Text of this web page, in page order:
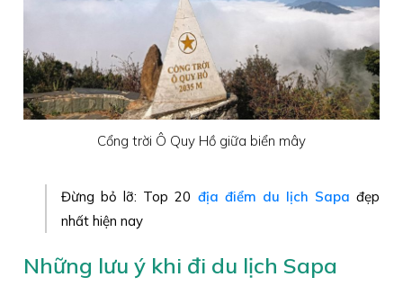
Cổng trời Ô Quy Hồ giữa biển mây
Đừng bỏ lỡ: Top 20 địa điểm du lịch Sapa đẹp
nhất hiện nay
Những lưu ý khi đi du lịch Sapa